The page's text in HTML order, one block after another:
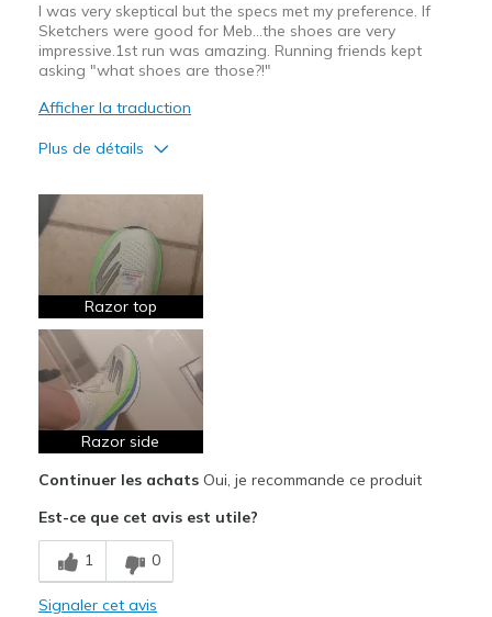
I was very skeptical but the specs met my preference. If
Sketchers were good for Meb...the shoes are very
impressive.1st run was amazing. Running friends kept
asking "what shoes are those?!"
Afficher la traduction
Plus de détails
Attractive Design
Breathe Well
Comfortable
Light Weight
Race Ready
Responsive
Les meilleures utilisations
Races
Tempo Runs
Razor top
Razor side
Continuer les achatsOui, je recommande ce produit
Est-ce que cet avis est utile?
1 0
Signaler cet avis